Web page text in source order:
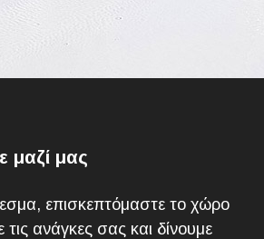
μαζί μας
επισκεπτόμαστε το χώρο
ανάγκες σας και δίνουμε